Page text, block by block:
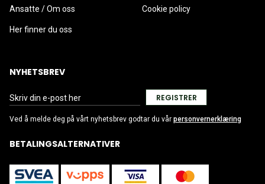
Ansatte / Om oss
Her finner du oss
Cookie policy
NYHETSBREV
REGISTRER
Ved å melde deg på vårt nyhetsbrev godtar du vår personvernerklæring
BETALINGSALTERNATIVER